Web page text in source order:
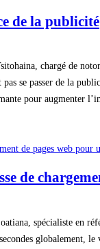
de la publicité
chargé de
se passer de la
pour augmenter
de
spécialiste en
globalement,